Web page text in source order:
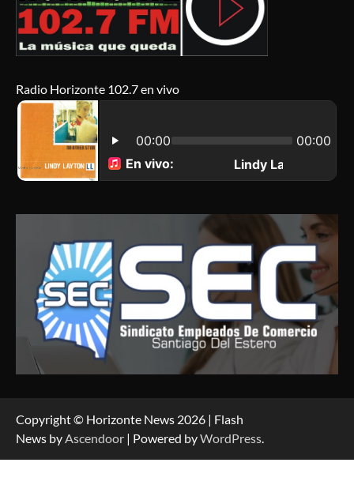
Radio Horizonte 102.7 en vivo
Copyright © Horizonte News 2026 | Flash
News byAscendoor | Powered byWordPress.